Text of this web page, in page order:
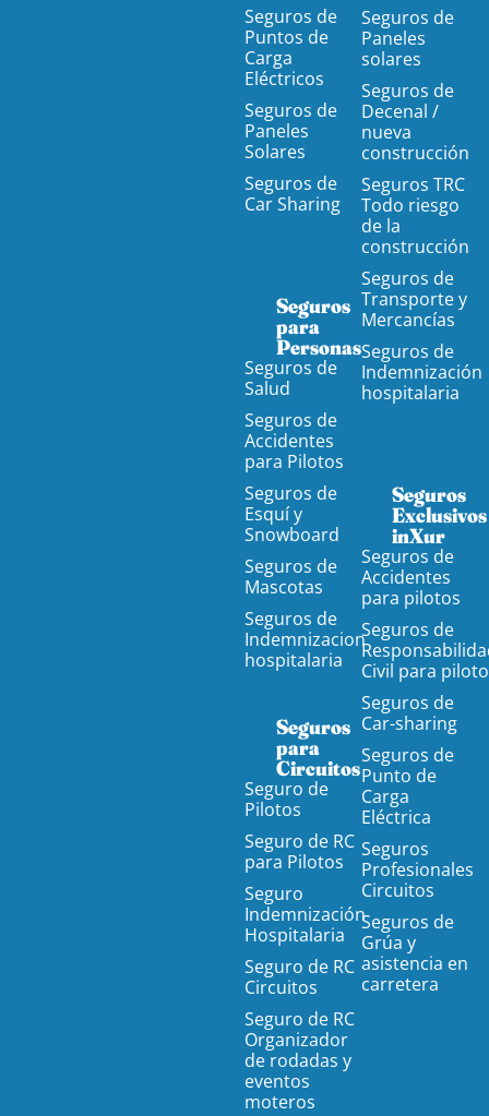
Seguros de
Puntos de
Carga
Eléctricos
Seguros de
Paneles
Solares
Seguros de
Car Sharing
Seguros
para
Personas
Seguros de
Salud
Seguros de
Accidentes
para Pilotos
Seguros de
Esquí y
Snowboard
Seguros de
Mascotas
Seguros de
Indemnizacion
hospitalaria
Seguros
para
Circuitos
Seguro de
Pilotos
Seguro de RC
para Pilotos
Seguro
Indemnización
Hospitalaria
Seguro de RC
Circuitos
Seguro de RC
Organizador
de rodadas y
eventos
moteros
Seguros de
Paneles
solares
Seguros de
Decenal /
nueva
construcción
Seguros TRC
Todo riesgo
de la
construcción
Seguros de
Transporte y
Mercancías
Seguros de
Indemnización
hospitalaria
Seguros
Exclusivos
inXur
Seguros de
Accidentes
para pilotos
Seguros de
Civil para
Seguros de
Car-sharing
Seguros de
Punto de
Carga
Eléctrica
Seguros
Profesionales
Circuitos
Seguros de
Grúa y
asistencia en
carretera